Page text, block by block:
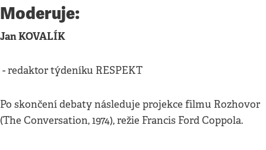
Moderuje:
Jan KOVALÍK
- redaktor týdeníku RESPEKT
Po skončení debaty následuje projekce filmu Rozhovor
(The Conversation, 1974), režie Francis Ford Coppola.